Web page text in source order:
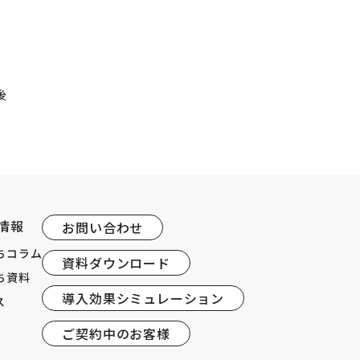
報
コラム
資料
お問い合わせ
資料ダウンロード
導入効果シミュレーション
ご契約中のお客様